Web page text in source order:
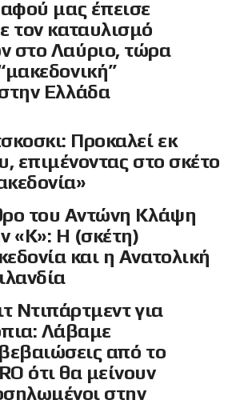
μας έπεισε
τον καταυλισμό
στο Λαύριο, τώρα
Ελλάδα
Προκαλεί εκ
επιμένοντας στο σκέτο
του Αντώνη Κλάψη
«Κ»: Η (σκέτη)
και η Ανατολική
Ντιπάρτμεντ για
Λάβαμε
από το
ότι θα μείνουν
στην